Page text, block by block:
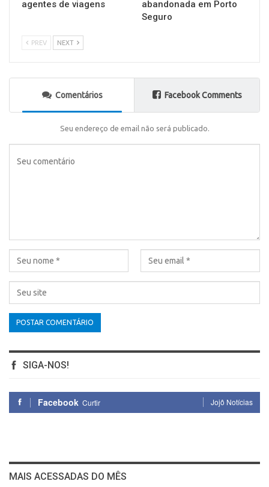
agentes de viagens
abandonada em Porto
Seguro
PREV NEXT
Comentários Facebook Comments
Seu endereço de email não será publicado.
SIGA-NOS!
Facebook Curtir Jojô Notícias
MAIS ACESSADAS DO MÊS